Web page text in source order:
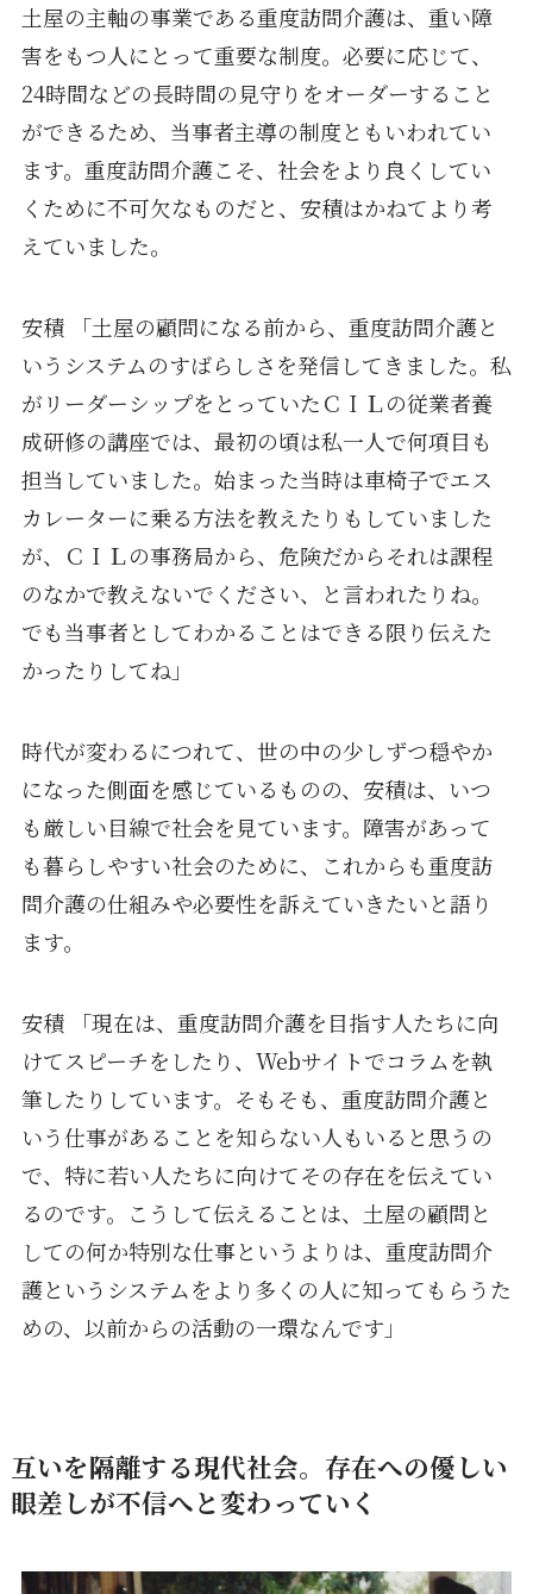
土屋の主軸の事業である重度訪問介護は、重い障
害をもつ人にとって重要な制度。必要に応じて、
24時間などの長時間の見守りをオーダーすること
ができるため、当事者主導の制度ともいわれてい
ます。重度訪問介護こそ、社会をより良くしてい
くために不可欠なものだと、安積はかねてより考
えていました。
安積 「土屋の顧問になる前から、重度訪問介護と
いうシステムのすばらしさを発信してきました。私
がリーダーシップをとっていたＣＩＬの従業者養
成研修の講座では、最初の頃は私一人で何項目も
担当していました。始まった当時は車椅子でエス
カレーターに乗る方法を教えたりもしていました
が、ＣＩＬの事務局から、危険だからそれは課程
のなかで教えないでください、と言われたりね。
でも当事者としてわかることはできる限り伝えた
かったりしてね」
時代が変わるにつれて、世の中の少しずつ穏やか
になった側面を感じているものの、安積は、いつ
も厳しい目線で社会を見ています。障害があって
も暮らしやすい社会のために、これからも重度訪
問介護の仕組みや必要性を訴えていきたいと語り
ます。
安積 「現在は、重度訪問介護を目指す人たちに向
けてスピーチをしたり、Webサイトでコラムを執
筆したりしています。そもそも、重度訪問介護と
いう仕事があることを知らない人もいると思うの
で、特に若い人たちに向けてその存在を伝えてい
るのです。こうして伝えることは、土屋の顧問と
しての何か特別な仕事というよりは、重度訪問介
護というシステムをより多くの人に知ってもらうた
めの、以前からの活動の一環なんです」
互いを隔離する現代社会。存在への優しい
眼差しが不信へと変わっていく